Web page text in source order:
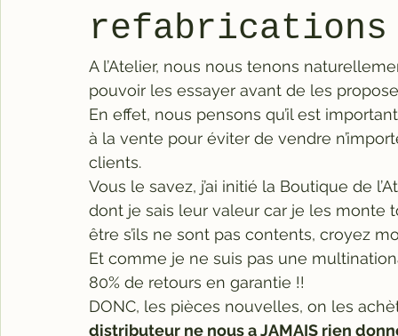
refabrications
A l’Atelier, nous nous tenons
pouvoir les essayer avant de les
En effet, nous pensons qu’il est
à la vente pour éviter de vendre
clients.
Vous le savez, j’ai initié la Boutique de
dont je sais leur valeur car je les monte
être s’ils ne sont pas contents, croyez
Et comme je ne suis pas une
80% de retours en garantie !!
DONC, les pièces nouvelles, on les
distributeur ne nous a JAMAIS rien